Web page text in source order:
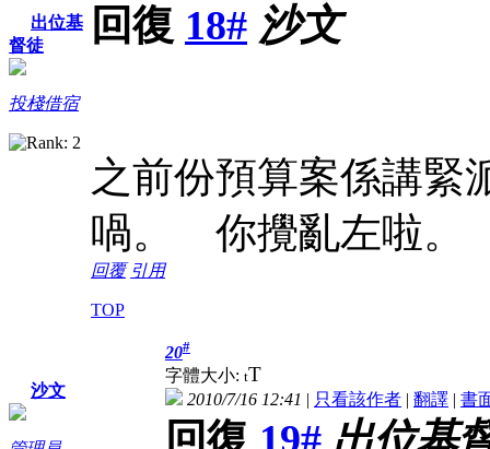
出位基
督徒
投棧借宿
回復 18# 沙文
之前份預算案係講緊
喎。 你攪亂左啦。
回覆 引用
TOP
沙文
20#
字體大小: tT
2010/7/16 12:41 | 只看該作者 | 翻譯 | 書
回復 19# 出位基